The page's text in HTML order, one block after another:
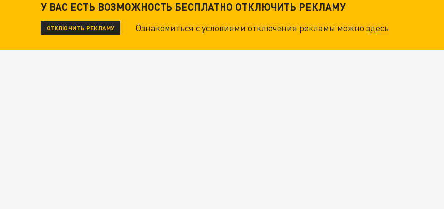
У ВАС ЕСТЬ ВОЗМОЖНОСТЬ БЕСПЛАТНО ОТКЛЮЧИТЬ РЕКЛАМУ
ОТКЛЮЧИТЬ РЕКЛАМУ Ознакомиться с условиями отключения рекламы можноздесь